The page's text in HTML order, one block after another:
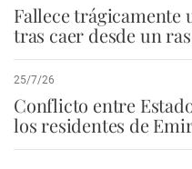
Fallece trágicamente
tras caer desde un
25/7/26
Conflicto entre
los residentes de